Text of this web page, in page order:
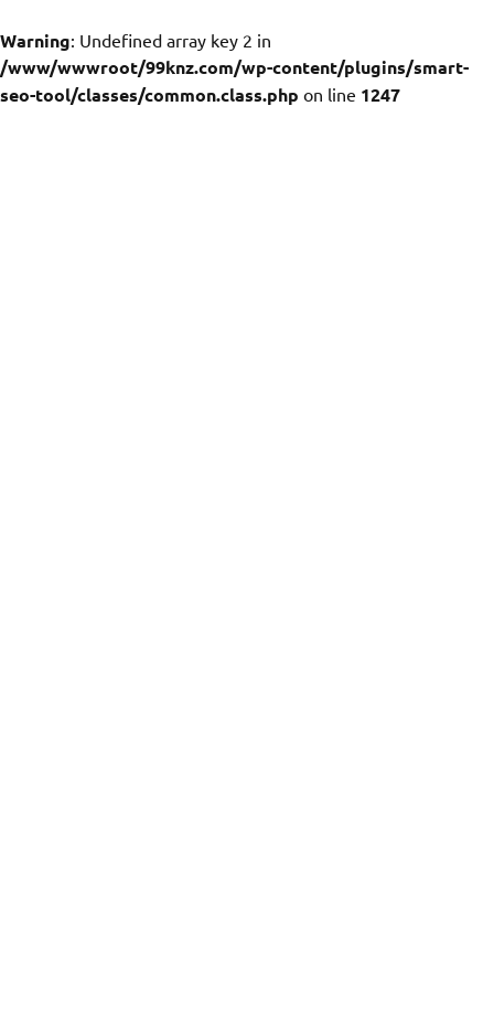
Warning: Undefined array key 2 in
/www/wwwroot/99knz.com/wp-content/plugins/smart-
seo-tool/classes/common.class.php on line 1247